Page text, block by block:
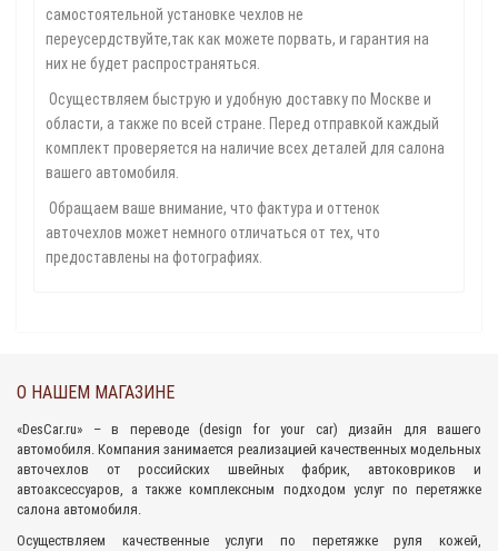
самостоятельной установке чехлов не
переусердствуйте,так как можете порвать, и гарантия на
них не будет распространяться.
Осуществляем быструю и удобную доставку по Москве и
области, а также по всей стране. Перед отправкой каждый
комплект проверяется на наличие всех деталей для салона
вашего автомобиля.
Обращаем ваше внимание, что фактура и оттенок
авточехлов может немного отличаться от тех, что
предоставлены на фотографиях.
О НАШЕМ МАГАЗИНЕ
«DesCar.ru» – в переводе (design for your car) дизайн для вашего
автомобиля. Компания занимается реализацией качественных модельных
авточехлов от российских швейных фабрик, автоковриков и
автоаксессуаров, а также комплексным подходом услуг по перетяжке
салона автомобиля.
Осуществляем качественные услуги по перетяжке руля кожей,